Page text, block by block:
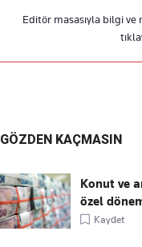
Editör masasıyla bilgi
GÖZDEN KAÇMASIN
Konut ve
özel
Kaydet